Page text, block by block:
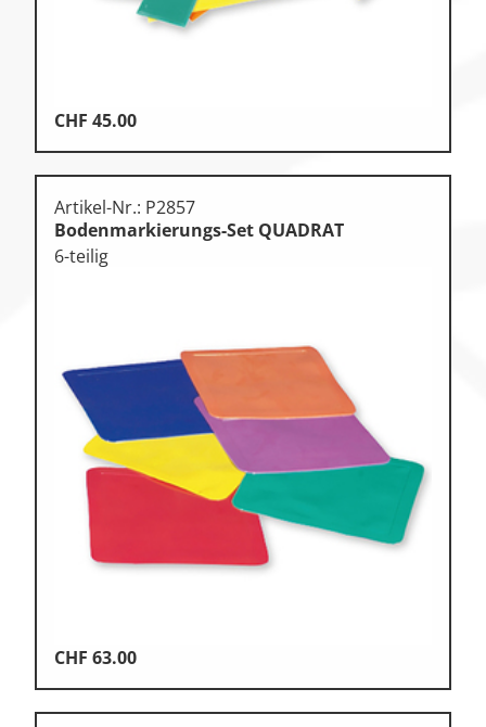
CHF 45.00
Artikel-Nr.: P2857
Bodenmarkierungs-Set QUADRAT
6-teilig
CHF 63.00